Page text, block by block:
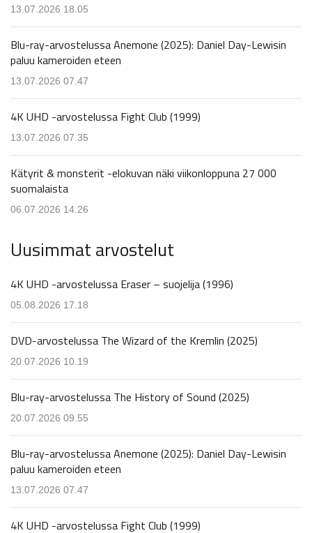
13.07.2026 18.05
Blu-ray-arvostelussa Anemone (2025): Daniel Day-Lewisin
paluu kameroiden eteen
13.07.2026 07.47
4K UHD -arvostelussa Fight Club (1999)
13.07.2026 07.35
Kätyrit & monsterit -elokuvan näki viikonloppuna 27 000
suomalaista
06.07.2026 14.26
Uusimmat arvostelut
4K UHD -arvostelussa Eraser – suojelija (1996)
05.08.2026 17.18
DVD-arvostelussa The Wizard of the Kremlin (2025)
20.07.2026 10.19
Blu-ray-arvostelussa The History of Sound (2025)
20.07.2026 09.55
Blu-ray-arvostelussa Anemone (2025): Daniel Day-Lewisin
paluu kameroiden eteen
13.07.2026 07.47
4K UHD -arvostelussa Fight Club (1999)